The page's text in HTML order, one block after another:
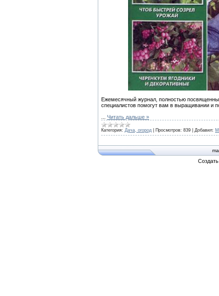
Ежемесячный журнал, полностью
специалистов помогут вам в выращивании и
Читать дальше »
Категория: Дача, огород Просмотров: 839 Добавил: